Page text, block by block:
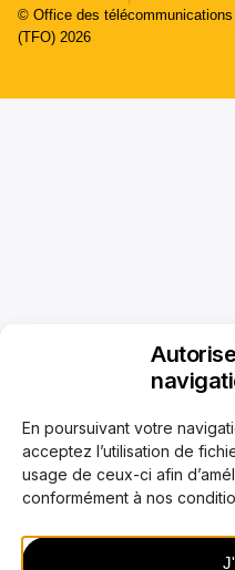
En poursuivant votre
acceptez l’utilisation de
usage de ceux-ci afin
conformément à nos
© Office des télécommunications
(TFO) 2026